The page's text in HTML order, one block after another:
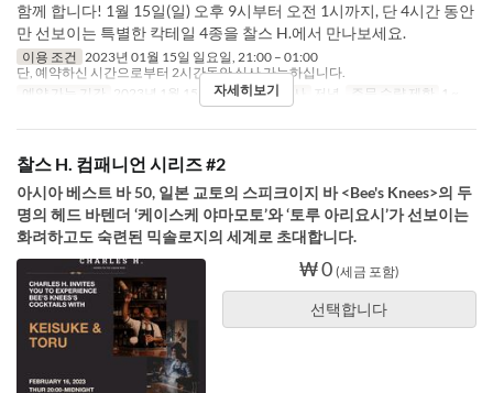
함께 합니다! 1월 15일(일) 오후 9시부터 오전 1시까지, 단 4시간 동안
만 선보이는 특별한 칵테일 4종을 찰스 H.에서 만나보세요.
이용 조건 2023년 01월 15일 일요일, 21:00 – 01:00
단, 예약하신 시간으로부터 2시간동안 식사 가능하십니다.
예약 가능 기간
2023년 1월 15일 요일 일 식사 저녁 주문 수량 제한 1 ~
자세히보기
찰스 H. 컴패니언 시리즈 #2
아시아 베스트 바 50, 일본 교토의 스피크이지 바 <Bee's Knees>의 두
명의 헤드 바텐더 ‘케이스케 야마모토’와 ‘토루 아리요시’가 선보이는
화려하고도 숙련된 믹솔로지의 세계로 초대합니다.
₩ 0 (세금 포함)
선택합니다